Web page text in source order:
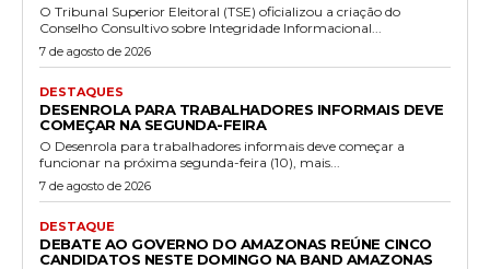
O Tribunal Superior Eleitoral (TSE) oficializou a criação do
Conselho Consultivo sobre Integridade Informacional...
7 de agosto de 2026
DESTAQUES
DESENROLA PARA TRABALHADORES INFORMAIS DEVE
COMEÇAR NA SEGUNDA-FEIRA
O Desenrola para trabalhadores informais deve começar a
funcionar na próxima segunda-feira (10), mais...
7 de agosto de 2026
DESTAQUE
DEBATE AO GOVERNO DO AMAZONAS REÚNE CINCO
CANDIDATOS NESTE DOMINGO NA BAND AMAZONAS